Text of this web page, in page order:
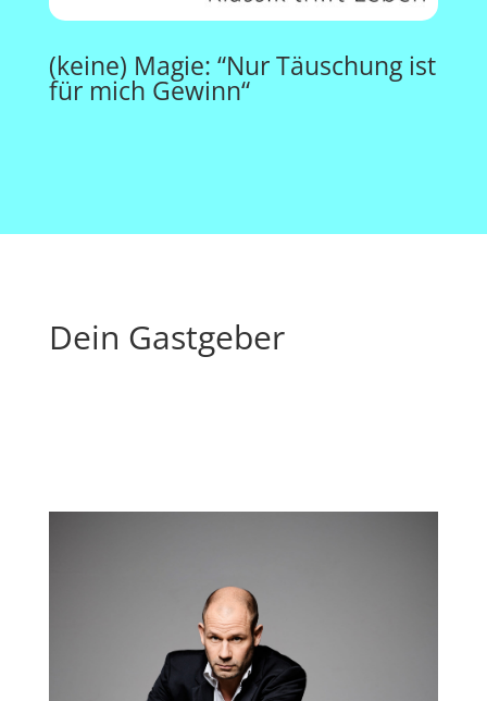
(keine) Magie: “Nur Täuschung ist
für mich Gewinn“
Dein Gastgeber